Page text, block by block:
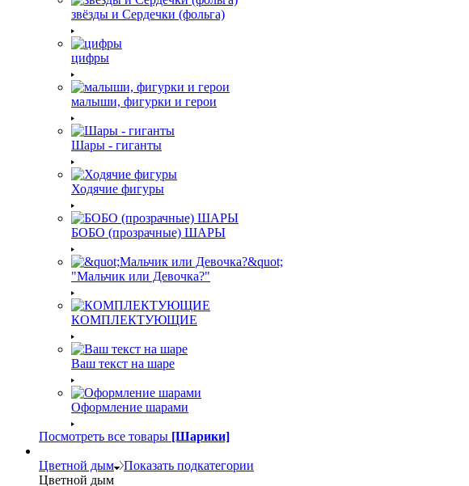
звёзды и Сердечки (фольга)
цифры
малыши, фигурки и герои
Шары - гиганты
Ходячие фигуры
БОБО (прозрачные) ШАРЫ
"Мальчик или Девочка?"
КОМПЛЕКТУЮЩИЕ
Ваш текст на шаре
Оформление шарами
Посмотреть все товары [Шарики]
Цветной дым
Показать подкатегории
Цветной дым